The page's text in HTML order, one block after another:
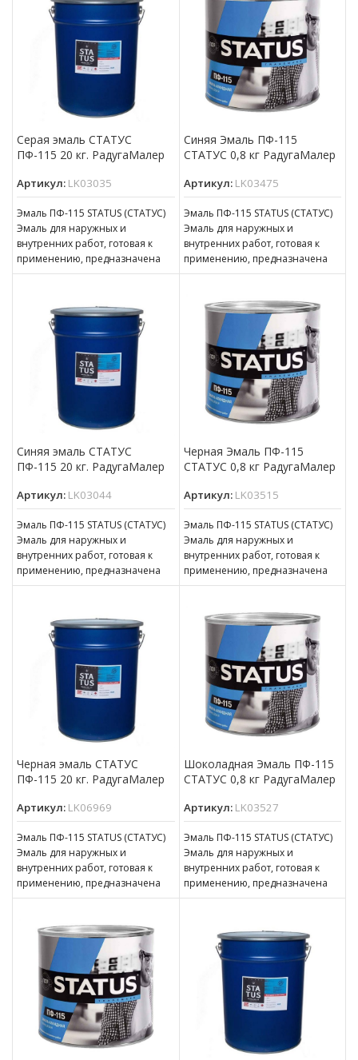
Серая эмаль СТАТУС
ПФ-115 20 кг. РадугаМалер
Артикул: LK03035
Эмаль ПФ-115 STATUS (СТАТУС)
Эмаль для наружных и
внутренних работ, готовая к
применению, предназначена
для покрытия металлических,
оштукатуренных
Синяя Эмаль ПФ-115
СТАТУС 0,8 кг РадугаМалер
Артикул: LK03475
Эмаль ПФ-115 STATUS (СТАТУС)
Эмаль для наружных и
внутренних работ, готовая к
применению, предназначена
для покрытия металлических,
оштукатуренных
Синяя эмаль СТАТУС
ПФ-115 20 кг. РадугаМалер
Артикул: LK03044
Эмаль ПФ-115 STATUS (СТАТУС)
Эмаль для наружных и
внутренних работ, готовая к
применению, предназначена
для покрытия металлических,
оштукатуренных
Черная Эмаль ПФ-115
СТАТУС 0,8 кг РадугаМалер
Артикул: LK03515
Эмаль ПФ-115 STATUS (СТАТУС)
Эмаль для наружных и
внутренних работ, готовая к
применению, предназначена
для покрытия металлических,
оштукатуренных
Черная эмаль СТАТУС
ПФ-115 20 кг. РадугаМалер
Артикул: LK06969
Эмаль ПФ-115 STATUS (СТАТУС)
Эмаль для наружных и
внутренних работ, готовая к
применению, предназначена
для покрытия металлических,
оштукатуренных
Шоколадная Эмаль ПФ-115
СТАТУС 0,8 кг РадугаМалер
Артикул: LK03527
Эмаль ПФ-115 STATUS (СТАТУС)
Эмаль для наружных и
внутренних работ, готовая к
применению, предназначена
для покрытия металлических,
оштукатуренных